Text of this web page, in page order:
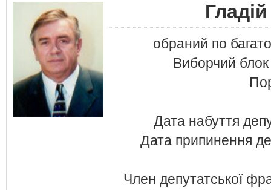
обраний по
Виборчий блок
Дата набуття
Дата припинення
Член депутатської